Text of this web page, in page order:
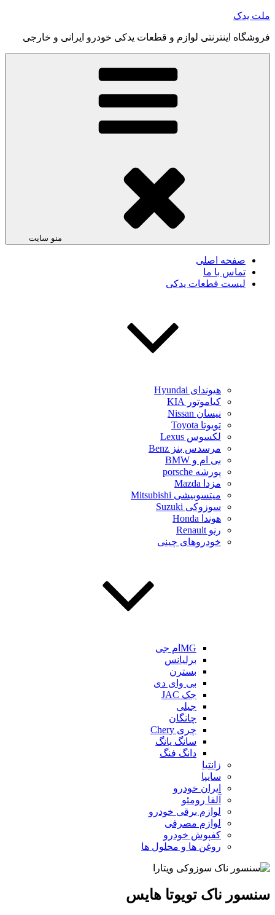
رفتن
محتوا
ملت یدک
فروشگاه اینترنتی لوازم و قطعات یدکی خودرو ایرانی و خارجی
منو سایت
صفحه اصلی
تماس با ما
لیست قطعات یدکی
هیوندای Hyundai
کیاموتور KIA
نیسان Nissan
تویوتا Toyota
لکسوس Lexus
مرسدس بنز Benz
بی ام و BMW
پورشه porsche
مزدا Mazda
میتسوبیشی Mitsubishi
سوزوکی Suzuki
هوندا Honda
رنو Renault
خودروهای چینی
MGام جی
برلیانس
بسترن
بی وای دی
جک JAC
جیلی
چانگان
چری Chery
سانگ یانگ
دانگ فنگ
زانتیا
سایپا
ایران خودرو
آلفا رومئو
لوازم برقی خودرو
لوازم مصرفی
کفپوش خودرو
روغن ها و محلول ها
سنسور ناک تویوتا هایس